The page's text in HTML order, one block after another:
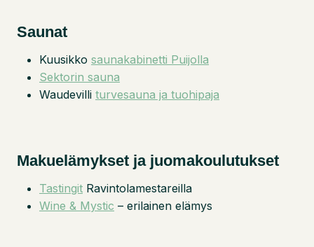
Saunat
Kuusikko saunakabinetti Puijolla
Sektorin sauna
Waudevilli turvesauna ja tuohipaja
Makuelämykset ja juomakoulutukset
Tastingit Ravintolamestareilla
Wine & Mystic – erilainen elämys